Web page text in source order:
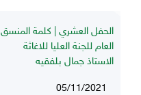
الحفل العشري | كلمة المنسق
العام للجنة العليا للاغاثة
الاستاذ جمال بلفقيه
05/11/2021